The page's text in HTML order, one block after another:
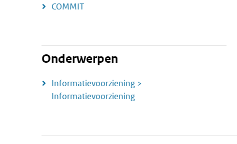
COMMIT
Onderwerpen
Informatievoorziening >
Informatievoorziening